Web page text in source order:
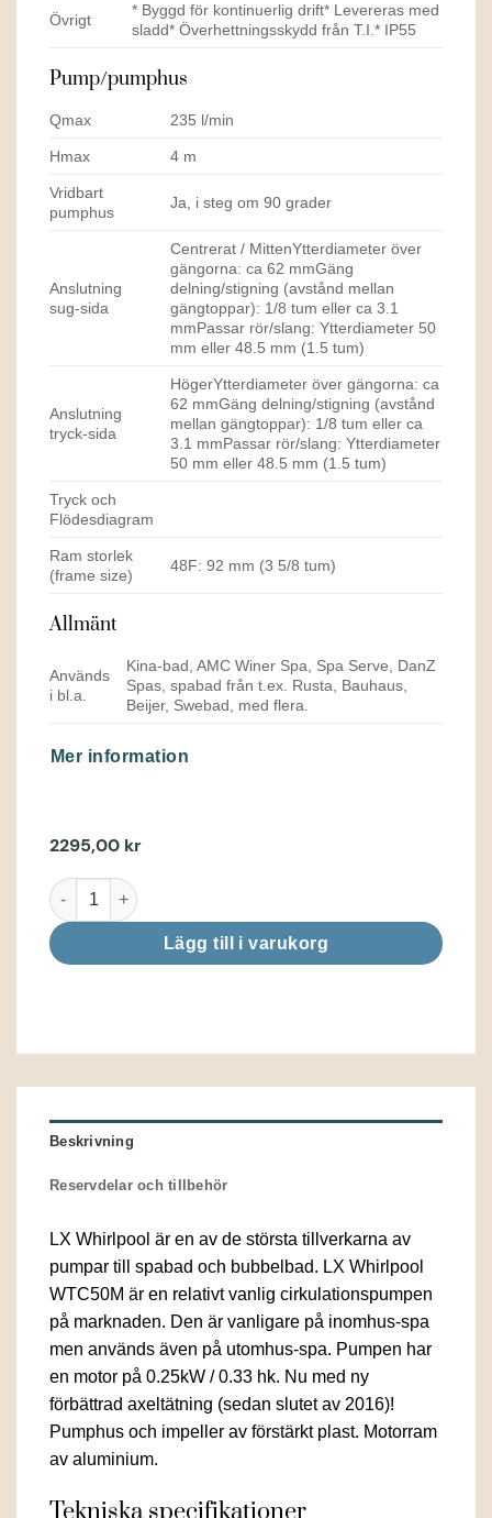
Övrigt
* Byggd för kontinuerlig drift* Levereras med
sladd* Överhettningsskydd från T.I.* IP55
Pump/pumphus
Qmax 235 l/min
Hmax 4 m
Vridbart
pumphus
Ja, i steg om 90 grader
Anslutning
sug-sida
Centrerat / MittenYtterdiameter över
gängorna: ca 62 mmGäng
delning/stigning (avstånd mellan
gängtoppar): 1/8 tum eller ca 3.1
mmPassar rör/slang: Ytterdiameter 50
mm eller 48.5 mm (1.5 tum)
Anslutning
tryck-sida
HögerYtterdiameter över gängorna: ca
62 mmGäng delning/stigning (avstånd
mellan gängtoppar): 1/8 tum eller ca
3.1 mmPassar rör/slang: Ytterdiameter
50 mm eller 48.5 mm (1.5 tum)
Tryck och
Flödesdiagram
Ram storlek
(frame size)
48F: 92 mm (3 5/8 tum)
Allmänt
Används
i bl.a.
Kina-bad, AMC Winer Spa, Spa Serve, DanZ
Spas, spabad från t.ex. Rusta, Bauhaus,
Beijer, Swebad, med flera.
Mer information
2295,00 kr
Cirkulatonspump Lx Whirlpool WTC50 mängd
Lägg till i varukorg
Beskrivning
Reservdelar och tillbehör
LX Whirlpool är en av de största tillverkarna av
pumpar till spabad och bubbelbad. LX Whirlpool
WTC50M är en relativt vanlig cirkulationspumpen
på marknaden. Den är vanligare på inomhus-spa
men används även på utomhus-spa. Pumpen har
en motor på 0.25kW / 0.33 hk. Nu med ny
förbättrad axeltätning (sedan slutet av 2016)!
Pumphus och impeller av förstärkt plast. Motorram
av aluminium.